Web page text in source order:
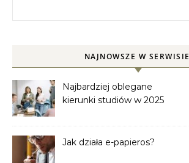
NAJNOWSZE W SERWISIE
Najbardziej oblegane
kierunki studiów w 2025
Jak działa e-papieros?